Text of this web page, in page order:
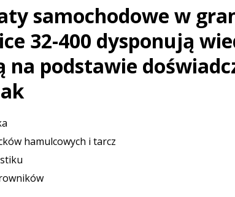
[ 21 lipca 2026 ] Palou wygrywa IndyCar w
WYŚCIGOWE
[ 30 lipca 2026 ]
Kia Sportage – osiągi,
PIERWSZE JAZDY
samochodowe w
32-400 dysponują
na podstawie
hamulcowych i tarcz